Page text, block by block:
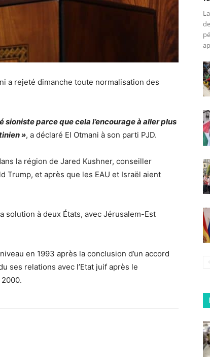
a rejeté dimanche toute normalisation des
parce que cela l’encourage à aller plus
», a déclaré El Otmani à son parti PJD.
la région de Jared Kushner, conseiller
Trump, et après que les EAU et Israël aient
solution à deux États, avec Jérusalem-Est
en 1993 après la conclusion d’un accord
ses relations avec l’Etat juif après le